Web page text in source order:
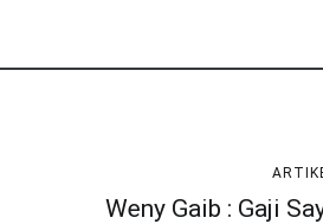
Weny Gaib : Gaji